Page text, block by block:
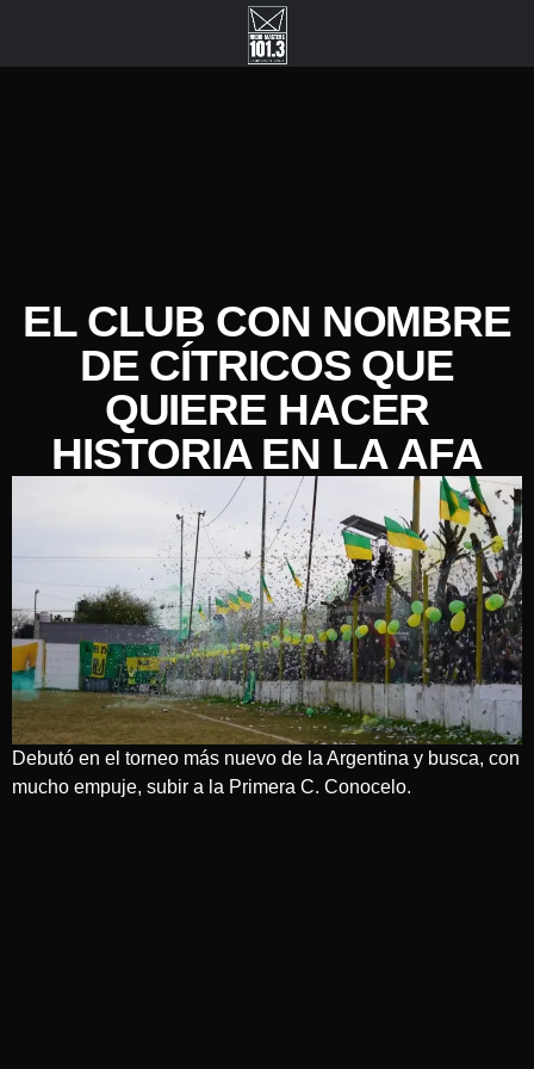
EL CLUB CON NOMBRE
DE CÍTRICOS QUE
QUIERE HACER
HISTORIA EN LA AFA
Debutó en el torneo más nuevo de la Argentina y busca, con
mucho empuje, subir a la Primera C. Conocelo.